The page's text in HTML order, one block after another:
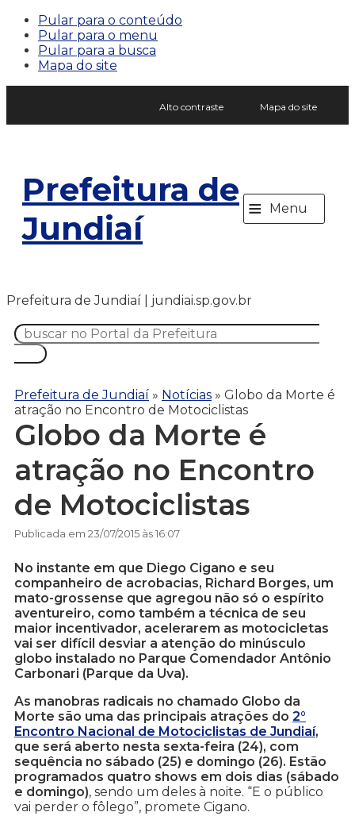
Pular para o conteúdo
Pular para o menu
Pular para a busca
Mapa do site
Alto contraste Mapa do site
Prefeitura de
Jundiaí
≡ Menu
Prefeitura de Jundiaí | jundiai.sp.gov.br
Prefeitura de Jundiaí » Notícias » Globo da Morte é
atração no Encontro de Motociclistas
Globo da Morte é
atração no Encontro
de Motociclistas
Publicada em 23/07/2015 às 16:07
No instante em que Diego Cigano e seu
companheiro de acrobacias, Richard Borges, um
mato-grossense que agregou não só o espírito
aventureiro, como também a técnica de seu
maior incentivador, acelerarem as motocicletas
vai ser difícil desviar a atenção do minúsculo
globo instalado no Parque Comendador Antônio
Carbonari (Parque da Uva).
As manobras radicais no chamado Globo da
Morte são uma das principais atrações do 2°
Encontro Nacional de Motociclistas de Jundiaí,
que será aberto nesta sexta-feira (24), com
sequência no sábado (25) e domingo (26). Estão
programados quatro shows em dois dias (sábado
e domingo), sendo um deles à noite. “E o público
vai perder o fôlego”, promete Cigano.